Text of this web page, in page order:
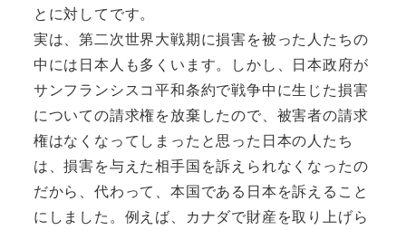
とに対してです。
実は、第二次世界大戦期に損害を被った人たちの
中には日本人も多くいます。しかし、日本政府が
サンフランシスコ平和条約で戦争中に生じた損害
についての請求権を放棄したので、被害者の請求
権はなくなってしまったと思った日本の人たち
は、損害を与えた相手国を訴えられなくなったの
だから、代わって、本国である日本を訴えること
にしました。例えば、カナダで財産を取り上げら